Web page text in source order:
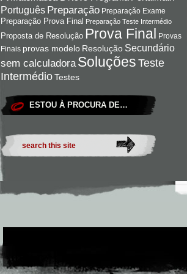
Português Preparação Preparação Exame
Preparação Prova Final Preparação Teste Intermédio
Proposta de Resolução Prova Final Provas
Finais provas modelo Resolução Secundário
sem calculadora Soluções Teste
IntermédioTestes
ESTOU À PROCURA DE…